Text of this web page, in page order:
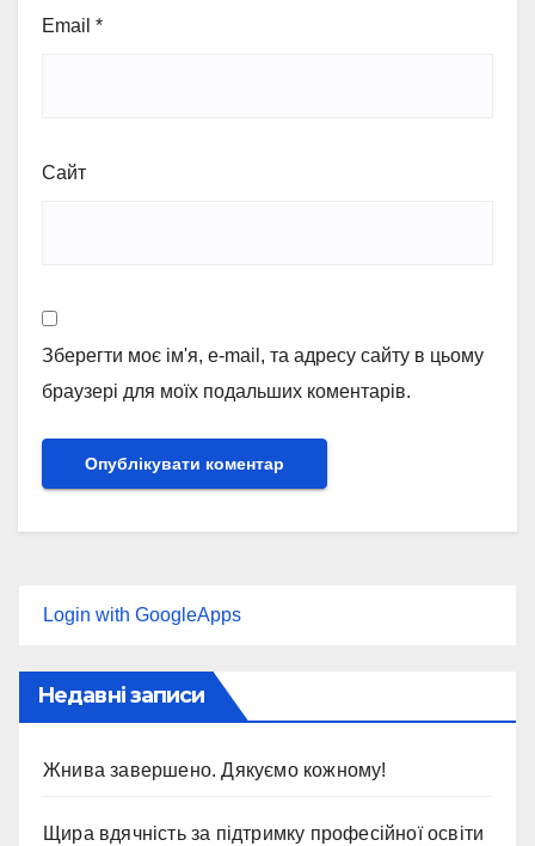
Email *
Сайт
Зберегти моє ім'я, e-mail, та адресу сайту в цьому
браузері для моїх подальших коментарів.
Login with GoogleApps
Недавні записи
Жнива завершено. Дякуємо кожному!
Щира вдячність за підтримку професійної освіти